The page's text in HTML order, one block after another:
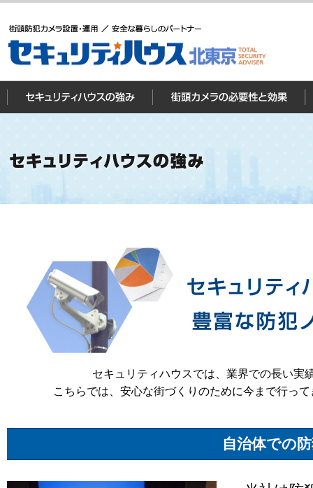
セキュリティハウスでは、業界での長い実
こちらでは、安心な街づくりのために今まで行っ
自治体での